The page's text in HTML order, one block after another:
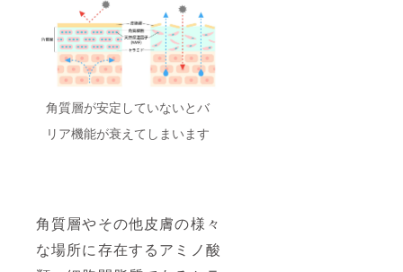
角質層が安定していないとバ
リア機能が衰えてしまいます
角質層やその他皮膚の様々
な場所に存在するアミノ酸